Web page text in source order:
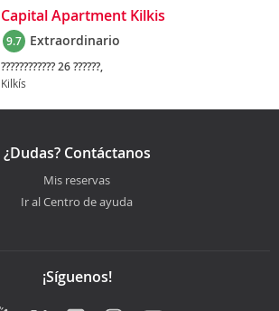
Capital Apartment Kilkis
9.7 Extraordinario
???????????? 26 ??????,
Kilkís
¿Dudas? Contáctanos
Mis reservas
Ir al Centro de ayuda
¡Síguenos!